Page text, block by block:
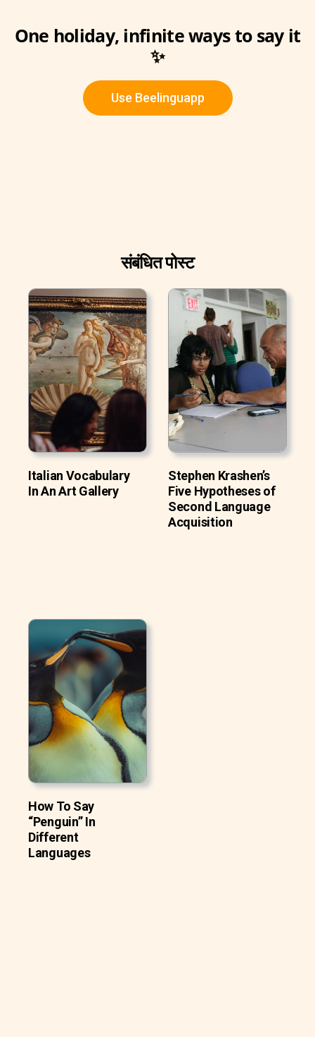
One holiday, infinite ways to say it
✨
Use Beelinguapp
संबंधित पोस्ट
Italian Vocabulary
In An Art Gallery
Stephen Krashen’s
Five Hypotheses of
Second Language
Acquisition
How To Say
“Penguin” In
Different
Languages